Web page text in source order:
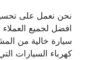
نحن نعمل على
افضل لجميع
سيارة خالية من
كهرباء السيارات